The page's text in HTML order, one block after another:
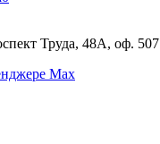
Труда, 48А, оф. 507
Max